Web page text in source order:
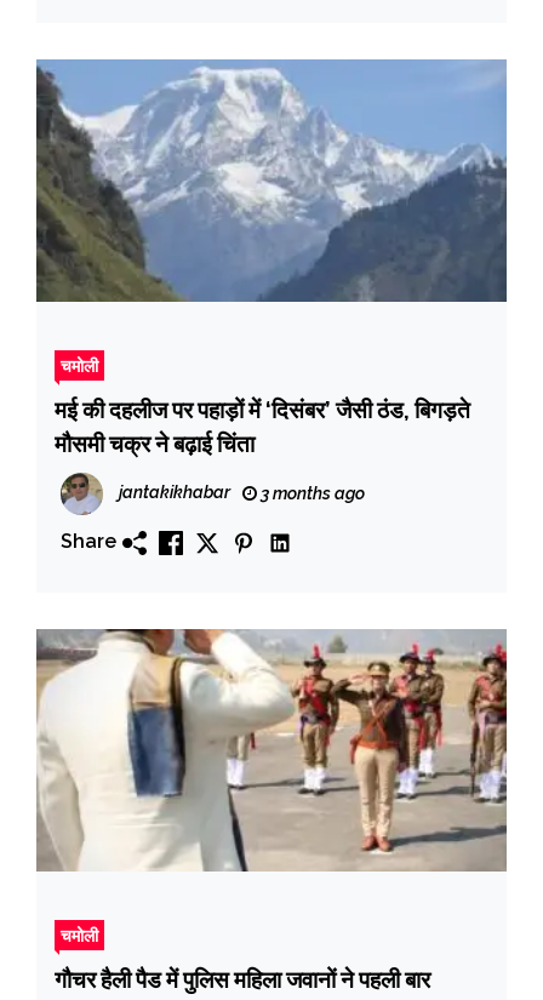
चमोली
मई की दहलीज पर पहाड़ों में ‘दिसंबर’ जैसी ठंड, बिगड़ते
मौसमी चक्र ने बढ़ाई चिंता
jantakikhabar 3 months ago
Share
चमोली
गौचर हैली पैड में पुलिस महिला जवानों ने पहली बार